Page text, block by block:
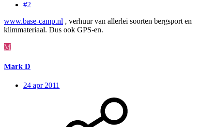
#2
www.base-camp.nl , verhuur van allerlei soorten bergsport en
klimmateriaal. Dus ook GPS-en.
M
Mark D
24 apr 2011